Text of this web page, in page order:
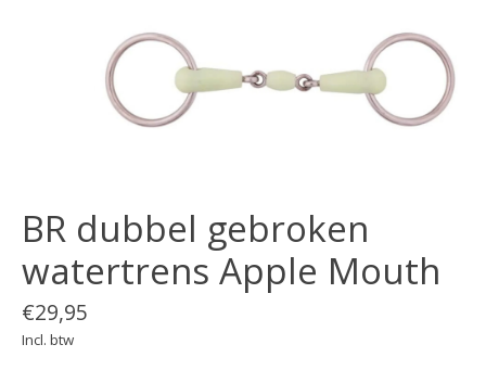
BR dubbel gebroken
watertrens Apple Mouth
€29,95
Incl. btw